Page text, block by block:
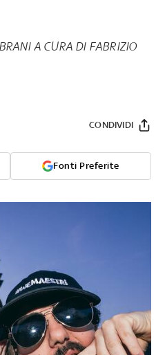
A CURA DI FABRIZIO
Fonti Preferite
CONDIVIDI